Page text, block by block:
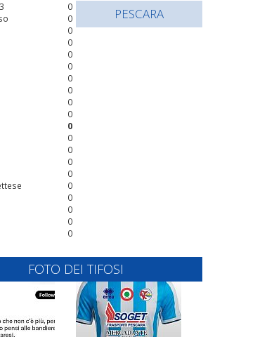
0
0
0
0
0
0
0
0
0
0
0
0
0
0
0
0
0
0
0
0
PESCARA
FOTO DEI TIFOSI